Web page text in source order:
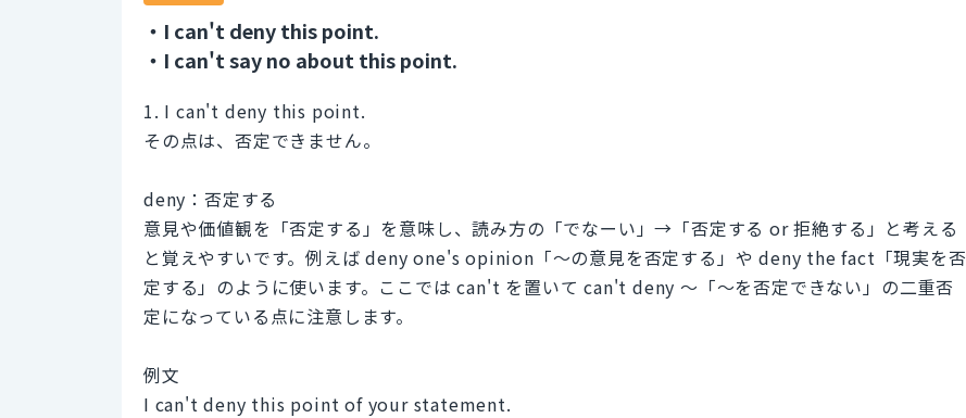
・I can't deny this point.
・I can't say no about this point.
1. I can't deny this point.
その点は、否定できません。
deny：否定する
意見や価値観を「否定する」を意味し、読み方の「でなーい」→「否定する or 拒絶する」と考える
と覚えやすいです。例えば deny one's opinion「～の意見を否定する」や deny the fact「現実を否
定する」のように使います。ここでは can't を置いて can't deny ～「～を否定できない」の二重否
定になっている点に注意します。
例文
I can't deny this point of your statement.